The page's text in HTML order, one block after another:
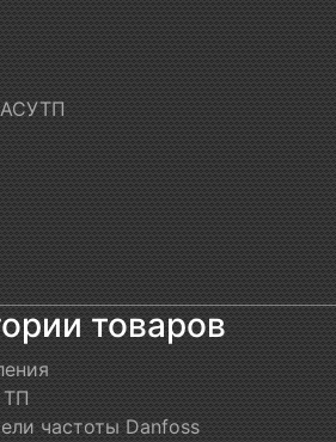
товаров
ТП
частоты Danfoss